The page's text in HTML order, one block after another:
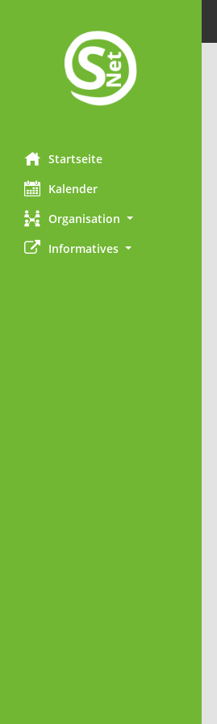
Startseite
Kalender
Organisation
Informatives